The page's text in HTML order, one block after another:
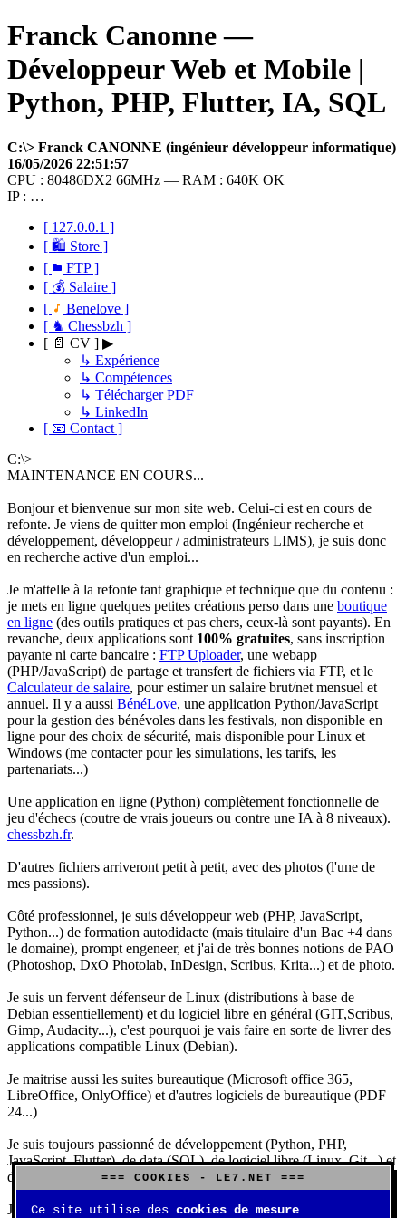
Franck Canonne —
Développeur Web et Mobile |
Python, PHP, Flutter, IA, SQL
C:\> Franck CANONNE (ingénieur développeur informatique)
16/05/2026 22:51:57
CPU : 80486DX2 66MHz — RAM : 640K OK
IP : …
[ 127.0.0.1 ]
[ 🛍 Store ]
[
FTP ]
[ 💰 Salaire ]
[
Benelove ]
[ ♞ Chessbzh ]
[ 📄 CV ] ▶
↳ Expérience
↳ Compétences
↳ Télécharger PDF
↳ LinkedIn
[ 📧 Contact ]
C:\>
MAINTENANCE EN COURS...
Bonjour et bienvenue sur mon site web. Celui-ci est en cours de
refonte. Je viens de quitter mon emploi (Ingénieur recherche et
développement, développeur / administrateurs LIMS), je suis donc
en recherche active d'un emploi...
Je m'attelle à la refonte tant graphique et technique que du contenu :
je mets en ligne quelques petites créations perso dans une boutique
en ligne (des outils pratiques et pas chers, ceux-là sont payants). En
revanche, deux applications sont 100% gratuites, sans inscription
payante ni carte bancaire : FTP Uploader, une webapp
(PHP/JavaScript) de partage et transfert de fichiers via FTP, et le
Calculateur de salaire, pour estimer un salaire brut/net mensuel et
annuel. Il y a aussi BénéLove, une application Python/JavaScript
pour la gestion des bénévoles dans les festivals, non disponible en
ligne pour des choix de sécurité, mais disponible pour Linux et
Windows (me contacter pour les simulations, les tarifs, les
partenariats...)
Une application en ligne (Python) complètement fonctionnelle de
jeu d'échecs (coutre de vrais joueurs ou contre une IA à 8 niveaux).
chessbzh.fr.
D'autres fichiers arriveront petit à petit, avec des photos (l'une de
mes passions).
Côté professionnel, je suis développeur web (PHP, JavaScript,
Python...) de formation autodidacte (mais titulaire d'un Bac +4 dans
le domaine), prompt engeneer, et j'ai de très bonnes notions de PAO
(Photoshop, DxO Photolab, InDesign, Scribus, Krita...) et de photo.
Je suis un fervent défenseur de Linux (distributions à base de
Debian essentiellement) et du logiciel libre en général (GIT,Scribus,
Gimp, Audacity...), c'est pourquoi je vais faire en sorte de livrer des
applications compatible Linux (Debian).
Je maitrise aussi les suites bureautique (Microsoft office 365,
LibreOffice, OnlyOffice) et d'autres logiciels de bureautique (PDF
24...)
Je suis toujours passionné de développement (Python, PHP,
JavaScript, Flutter), de data (SQL), de logiciel libre (Linux, Git...) et
d'IA (principalement Claude et DeepSeek).
J'aime jouer, surtout aux jeux de sociétés (Risk, Uno, Scrabble...),
=== COOKIES - LE7.NET ===
Ce site utilise des cookies de mesure